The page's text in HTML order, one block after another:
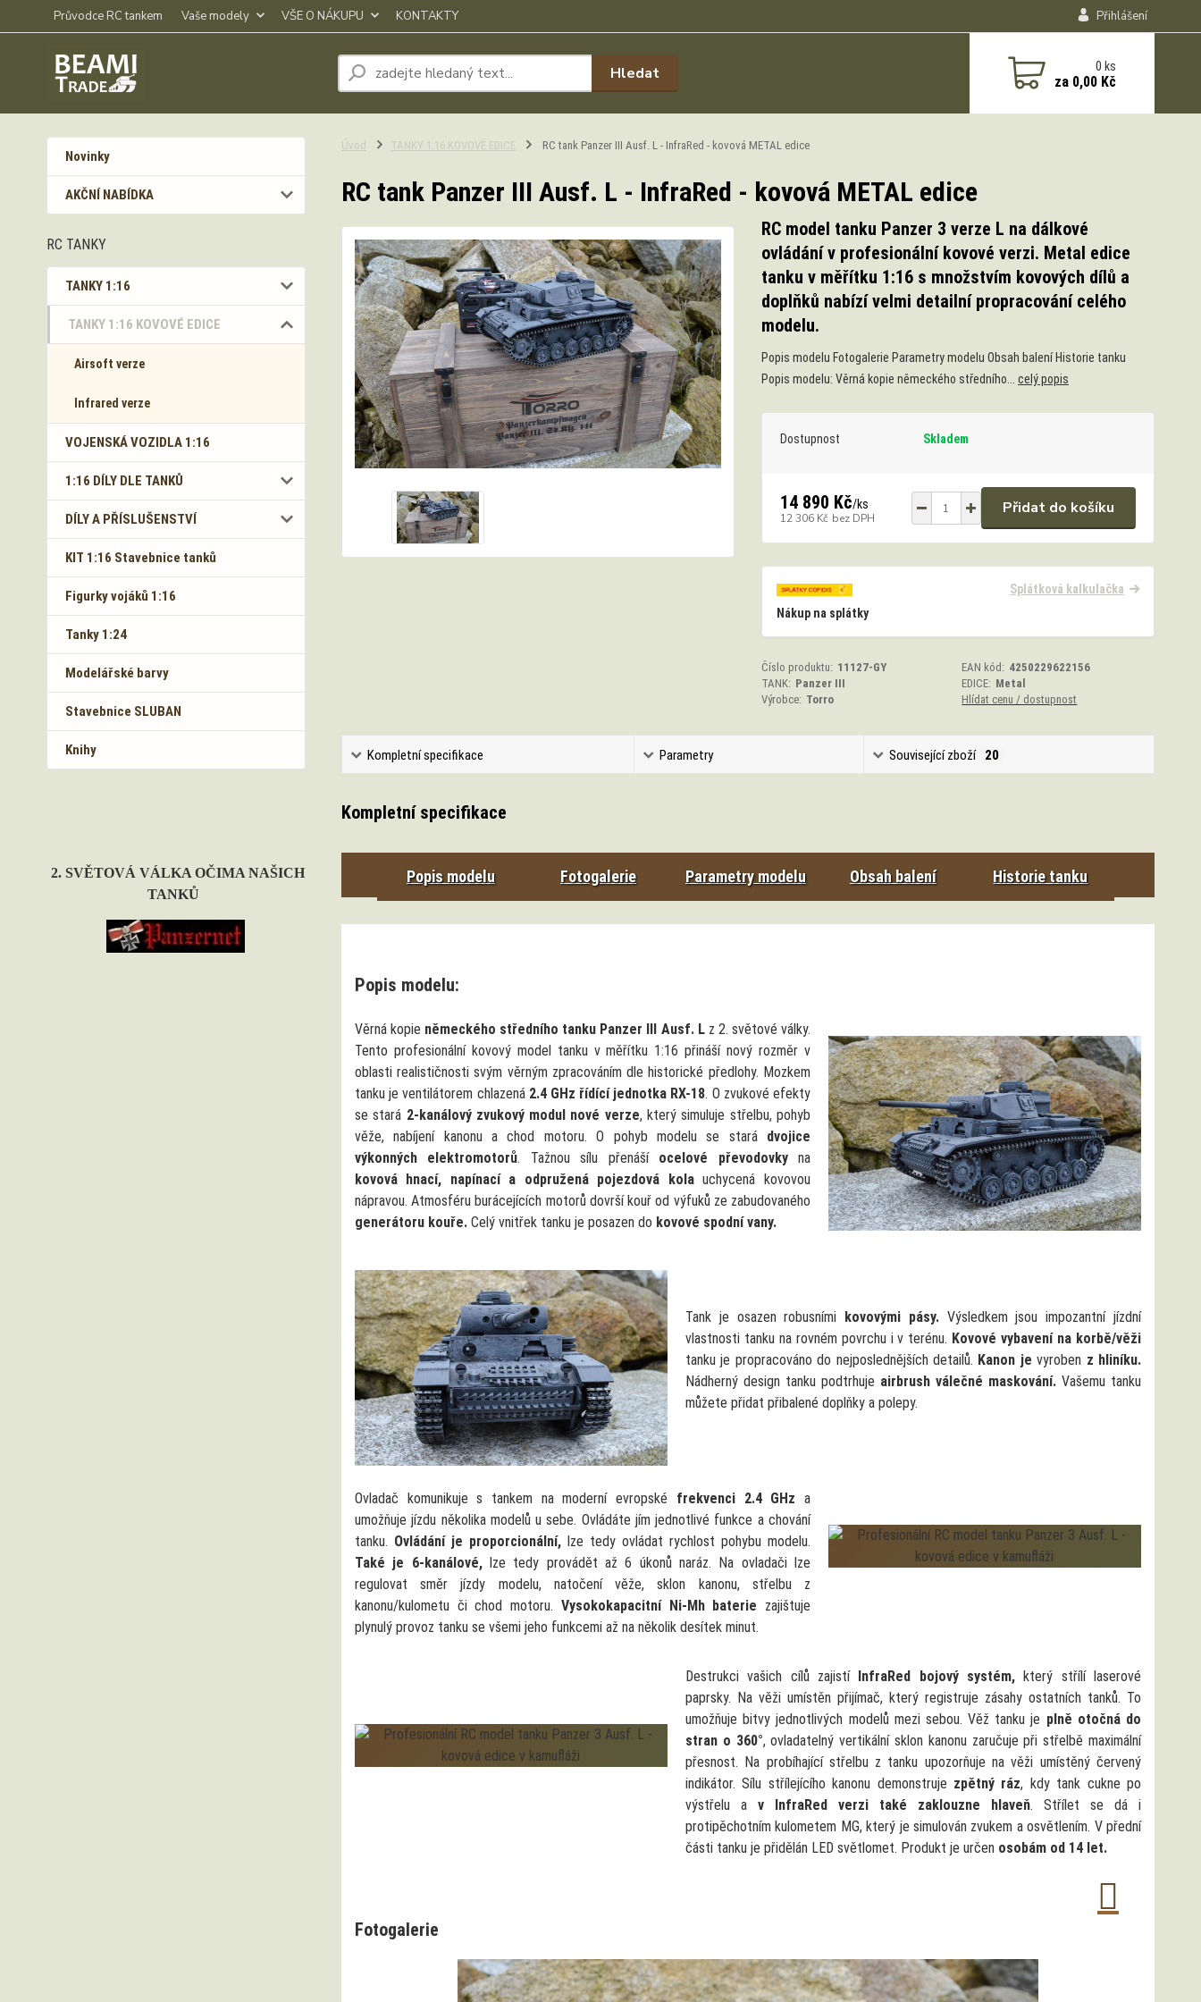
Průvodce RC tankem Vaše modely VŠE O NÁKUPU KONTAKTY Přihlášení
Hledat 0ks
za 0,00 Kč
Novinky
AKČNÍ NABÍDKA
RC TANKY
TANKY 1:16
TANKY 1:16 KOVOVÉ EDICE
Airsoft verze
Infrared verze
VOJENSKÁ VOZIDLA 1:16
1:16 DÍLY DLE TANKŮ
DÍLY A PŘÍSLUŠENSTVÍ
KIT 1:16 Stavebnice tanků
Figurky vojáků 1:16
Tanky 1:24
Modelářské barvy
Stavebnice SLUBAN
Knihy
2. SVĚTOVÁ VÁLKA OČIMA NAŠICH
TANKŮ
Úvod TANKY 1:16 KOVOVÉ EDICE RC tank Panzer III Ausf. L - InfraRed - kovová METAL edice
RC tank Panzer III Ausf. L - InfraRed - kovová METAL edice
RC model tanku Panzer 3 verze L na dálkové
ovládání v profesionální kovové verzi. Metal edice
tanku v měřítku 1:16 s množstvím kovových dílů a
doplňků nabízí velmi detailní propracování celého
modelu.
Popis modelu Fotogalerie Parametry modelu Obsah balení Historie tanku
Popis modelu: Věrná kopie německého středního... celý popis
Dostupnost Skladem
14 890 Kč/ks
12 306 Kč bez DPH
Přidat do košíku
Splátková kalkulačka
Nákup na splátky
Číslo produktu: 11127-GY EAN kód: 4250229622156
TANK: Panzer III EDICE: Metal
Výrobce: Torro Hlídat cenu / dostupnost
Kompletní specifikace Parametry Související zboží 20
Kompletní specifikace
Popis modelu Fotogalerie Parametry modelu Obsah balení Historie tanku
Popis modelu:
Věrná kopie německého středního tanku Panzer III Ausf. Lz 2. světové války.
Tento profesionální kovový model tanku v měřítku 1:16 přináší nový rozměr v
oblasti realističnosti svým věrným zpracováním dle historické předlohy. Mozkem
tanku je ventilátorem chlazená 2.4 GHz řídící jednotka RX-18. O zvukové efekty
se stará 2-kanálový zvukový modul nové verze, který simuluje střelbu, pohyb
věže, nabíjení kanonu a chod motoru. O pohyb modelu se stará dvojice
výkonných elektromotorů. Tažnou sílu přenáší ocelové převodovkyna
kovová hnací, napínací a odpružená pojezdová kolauchycená kovovou
nápravou. Atmosféru burácejících motorů dovrší kouř od výfuků ze zabudovaného
generátoru kouře.Celý vnitřek tanku je posazen do kovové spodní vany.
Tank je osazen robusními kovovými pásy.Výsledkem jsou impozantní jízdní
vlastnosti tanku na rovném povrchu i v terénu. Kovové vybavení na korbě/věži
tanku je propracováno do nejposlednějších detailů. Kanon je vyroben z hliníku.
Nádherný design tanku podtrhuje airbrush válečné maskování.Vašemu tanku
můžete přidat přibalené doplňky a polepy.
Ovladač komunikuje s tankem na moderní evropské frekvenci 2.4 GHz a
umožňuje jízdu několika modelů u sebe. Ovládáte jím jednotlivé funkce a chování
tanku. Ovládání je proporcionální,lze tedy ovládat rychlost pohybu modelu.
Také je 6-kanálové,lze tedy provádět až 6 úkonů naráz. Na ovladači lze
regulovat směr jízdy modelu, natočení věže, sklon kanonu, střelbu z
kanonu/kulometu či chod motoru. Vysokokapacitní Ni-Mh baterie zajištuje
plynulý provoz tanku se všemi jeho funkcemi až na několik desítek minut.
Destrukci vašich cílů zajistíInfraRed bojový systém,který střílí laserové
paprsky. Na věži umístěn přijímač, který registruje zásahy ostatních tanků. To
umožňuje bitvy jednotlivých modelů mezi sebou. Věž tanku je plně otočná do
stran o 360°, ovladatelný vertikální sklon kanonu zaručuje při střelbě maximální
přesnost. Na probíhající střelbu z tanku upozorňuje na věži umístěný červený
indikátor. Sílu střílejícího kanonu demonstruje zpětný ráz, kdy tank cukne po
výstřelu a v InfraRed verzi také zaklouzne hlaveň. Střílet se dá i
protipěchotním kulometem MG, který je simulován zvukem a osvětlením. V přední
části tanku je přidělán LED světlomet. Produkt je určen osobám od 14 let.
Fotogalerie